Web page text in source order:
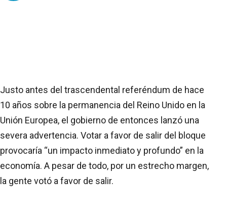
Justo antes del trascendental referéndum de hace
10 años sobre la permanencia del Reino Unido en la
Unión Europea, el gobierno de entonces lanzó una
severa advertencia. Votar a favor de salir del bloque
provocaría “un impacto inmediato y profundo” en la
economía. A pesar de todo, por un estrecho margen,
la gente votó a favor de salir.